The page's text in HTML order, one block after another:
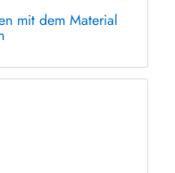
mit dem Material